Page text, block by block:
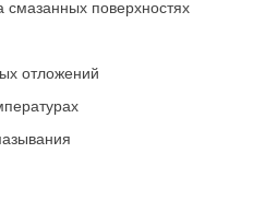
смазанных поверхностях
отложений